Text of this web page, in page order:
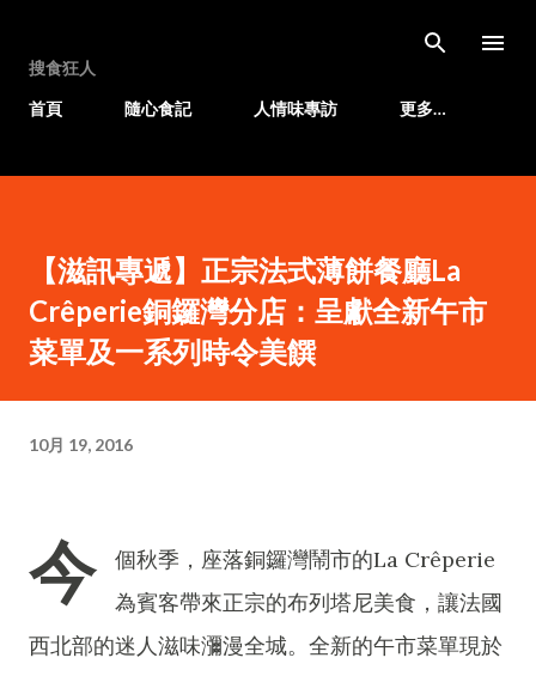
搜食狂人
首頁
隨心食記 人情味專訪 更多…
【滋訊專遞】正宗法式薄餅餐廳La
Crêperie銅鑼灣分店：呈獻全新午市
菜單及一系列時令美饌
10月 19, 2016
今
個秋季，座落銅鑼灣鬧市的La Crêperie
為賓客帶來正宗的布列塔尼美食，讓法國
西北部的迷人滋味瀰漫全城。全新的午市菜單現於